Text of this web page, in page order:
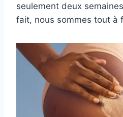
seulement deux
fait, nous sommes tout à